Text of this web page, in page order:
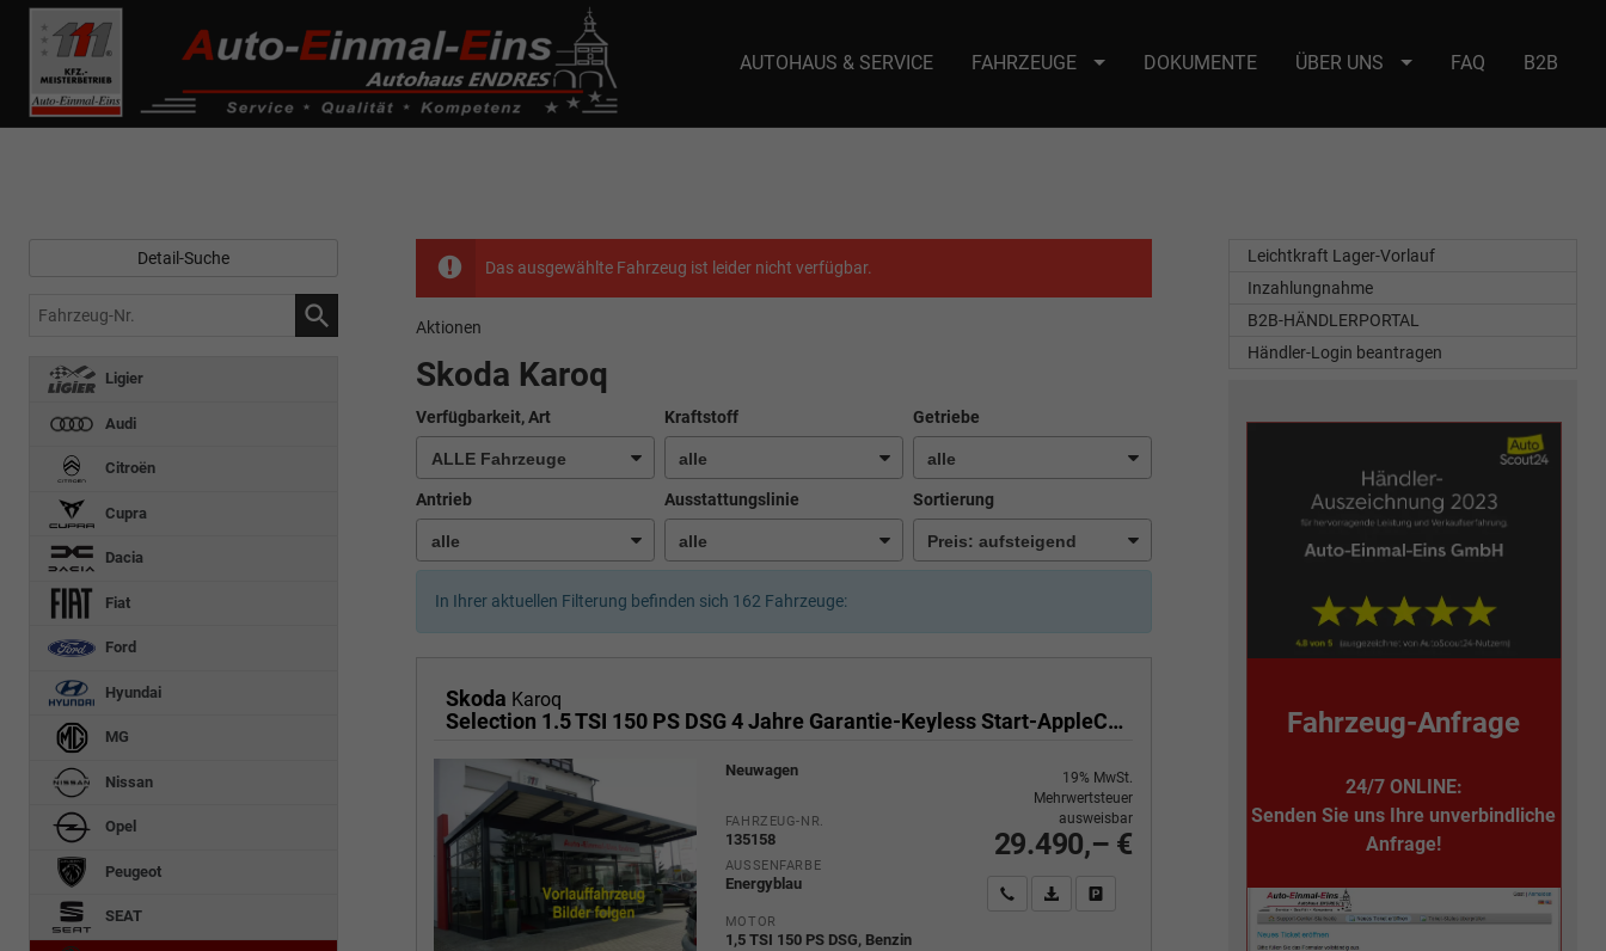
------------ Host Name : selector1._domainkey Points to address or value: selector1-aee-de0k._domainkey.autoeinmaleins.onmicrosoft.com Host Name : selector2._domainkey Points to address or value: selector2-aee-
de0k._domainkey.autoeinmaleins.onmicrosoft.com
AUTOHAUS & SERVICE FAHRZEUGE DOKUMENTE ÜBER UNS FAQ B2B
Das ausgewählte Fahrzeug ist leider nicht verfügbar.
Aktionen
Skoda Karoq
Verfügbarkeit, Art Kraftstoff Getriebe
Antrieb Ausstattungslinie Sortierung
In Ihrer aktuellen Filterung befinden sich 162 Fahrzeuge:
Skoda Karoq
Selection 1.5 TSI 150 PS DSG 4 Jahre Garantie-Keyless Start-AppleCarPlay-AndroidAuto-Sunset-Tempomat-2-Zonen-Klima-16''Alu
Neuwagen
FAHRZEUG-NR.
135158
AUSSENFARBE
Energyblau
MOTOR
1,5 TSI 150 PS DSG, Benzin
29.490,– €
19% MwSt.
Mehrwertsteuer
ausweisbar
Wir rufen Sie anPDF-Fahrzeugexposé drucken
Fahrzeug drucken, parken oder vergleichen
Detail-Suche
Fahrzeug-
Ligier
Audi
Citroën
Cupra
Dacia
Fiat
Ford
Hyundai
MG
Nissan
Opel
Peugeot
SEAT
Leichtkraft Lager-Vorlauf
Inzahlungnahme
B2B-HÄNDLERPORTAL
Händler-Login beantragen
Fahrzeug-Anfrage
24/7 ONLINE:
Senden Sie uns Ihre unverbindliche
Anfrage!